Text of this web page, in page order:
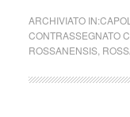
ARCHIVIATO IN:
CONTRASSEGNATO
ROSSANENSIS,